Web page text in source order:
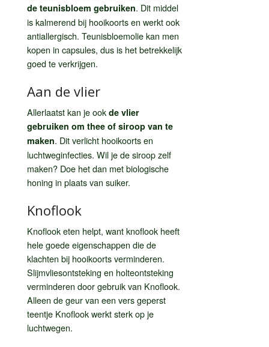
de teunisbloem gebruiken. Dit middel
is kalmerend bij hooikoorts en werkt ook
antiallergisch. Teunisbloemolie kan men
kopen in capsules, dus is het betrekkelijk
goed te verkrijgen.
Aan de vlier
Allerlaatst kan je ook de vlier
gebruiken om thee of siroop van te
maken. Dit verlicht hooikoorts en
luchtweginfecties. Wil je de siroop zelf
maken? Doe het dan met biologische
honing in plaats van suiker.
Knoflook
Knoflook eten helpt, want knoflook heeft
hele goede eigenschappen die de
klachten bij hooikoorts verminderen.
Slijmvliesontsteking en holteontsteking
verminderen door gebruik van Knoflook.
Alleen de geur van een vers geperst
teentje Knoflook werkt sterk op je
luchtwegen.